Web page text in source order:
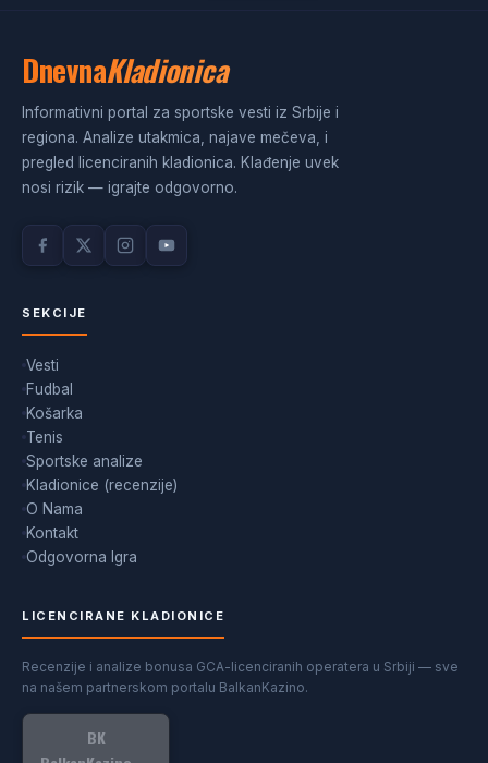
DnevnaKladionica
Informativni portal za sportske vesti iz Srbije i
regiona. Analize utakmica, najave mečeva, i
pregled licenciranih kladionica. Klađenje uvek
nosi rizik — igrajte odgovorno.
SEKCIJE
Vesti
Fudbal
Košarka
Tenis
Sportske analize
Kladionice (recenzije)
O Nama
Kontakt
Odgovorna Igra
LICENCIRANE KLADIONICE
Recenzije i analize bonusa GCA-licenciranih operatera u Srbiji — sve
na našem partnerskom portalu BalkanKazino.
BK